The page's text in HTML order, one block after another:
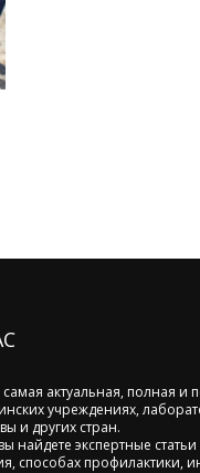
самая актуальная, полная
учреждениях,
и других стран.
найдете экспертные
способах профилактики,